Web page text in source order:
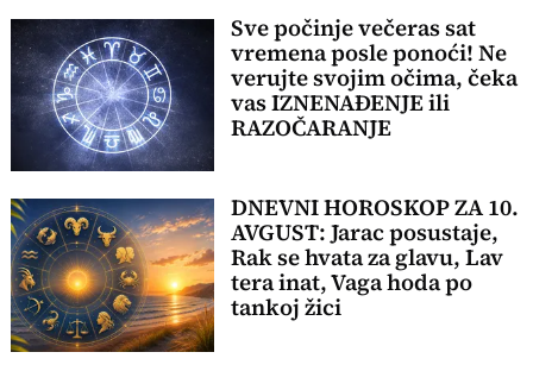
Sve počinje večeras sat
vremena posle ponoći! Ne
verujte svojim očima, čeka
vas IZNENAĐENJE ili
RAZOČARANJE
DNEVNI HOROSKOP ZA 10.
AVGUST: Jarac posustaje,
Rak se hvata za glavu, Lav
tera inat, Vaga hoda po
tankoj žici